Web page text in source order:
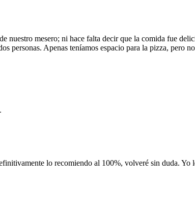
nuestro mesero; ni hace falta decir que la comida fue
personas. Apenas teníamos espacio para la pizza, pero
lo recomiendo al 100%, volveré sin duda. Yo